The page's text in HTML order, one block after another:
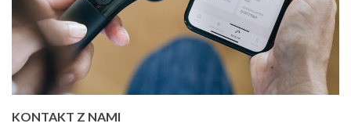
KONTAKT Z NAMI